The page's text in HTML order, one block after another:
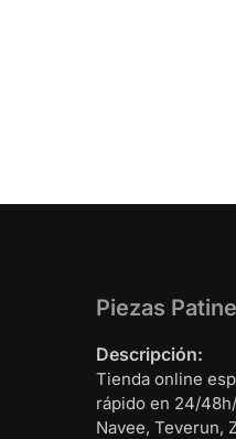
Piezas
Descripción:
Tienda online
rápido en 24/
Navee, Teverun,